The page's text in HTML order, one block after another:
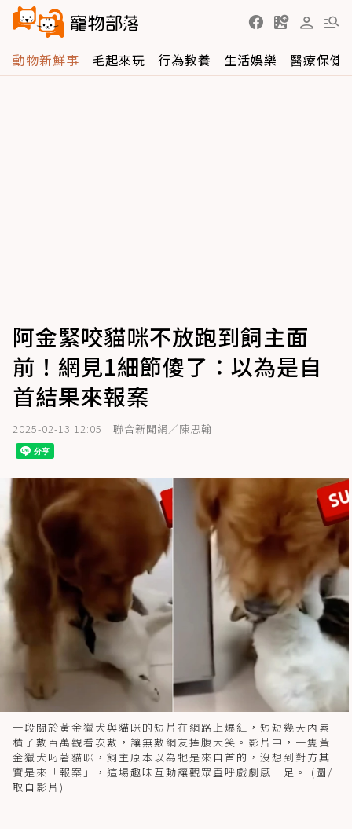
動物新鮮事 毛起來玩 行為教養 生活娛樂 醫療保健
阿金緊咬貓咪不放跑到飼主面
前！網見1細節傻了：以為是自
首結果來報案
2025-02-13 12:05 聯合新聞網／陳思翰
一段關於黃金獵犬與貓咪的短片在網路上爆紅，短短幾天內累
積了數百萬觀看次數，讓無數網友捧腹大笑。影片中，一隻黃
金獵犬叼著貓咪，飼主原本以為牠是來自首的，沒想到對方其
實是來「報案」，這場趣味互動讓觀眾直呼戲劇感十足。 (圖/
取自影片)